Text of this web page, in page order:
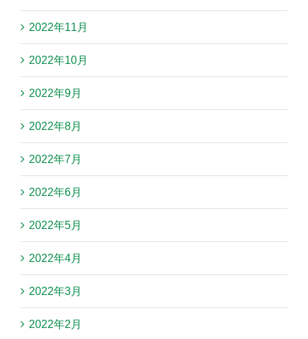
2022年11月
2022年10月
2022年9月
2022年8月
2022年7月
2022年6月
2022年5月
2022年4月
2022年3月
2022年2月